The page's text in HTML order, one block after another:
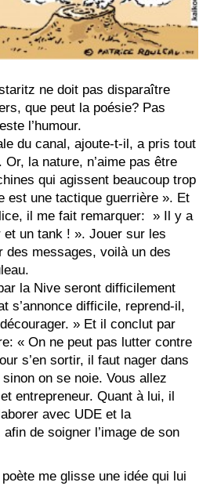
ne doit pas disparaître
que peut la poésie? Pas
l’humour.
du canal, ajoute-t-il, a pris tout
Or, la nature, n’aime pas être
qui agissent beaucoup trop
est une tactique guerrière ». Et
il me fait remarquer: » Il y a
et un tank ! ». Jouer sur les
des messages, voilà un des
la Nive seront difficilement
s’annonce difficile, reprend-il,
» Et il conclut par
« On ne peut pas lutter contre
s’en sortir, il faut nager dans
on se noie. Vous allez
entrepreneur. Quant à lui, il
avec UDE et la
de soigner l’image de son
me glisse une idée qui lui